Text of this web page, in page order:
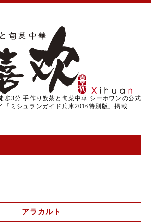
歩3分 手作り飲茶と旬菜中華 シーホワンの公式
「ミシュランガイド兵庫2016特別版」掲載
アラカルト